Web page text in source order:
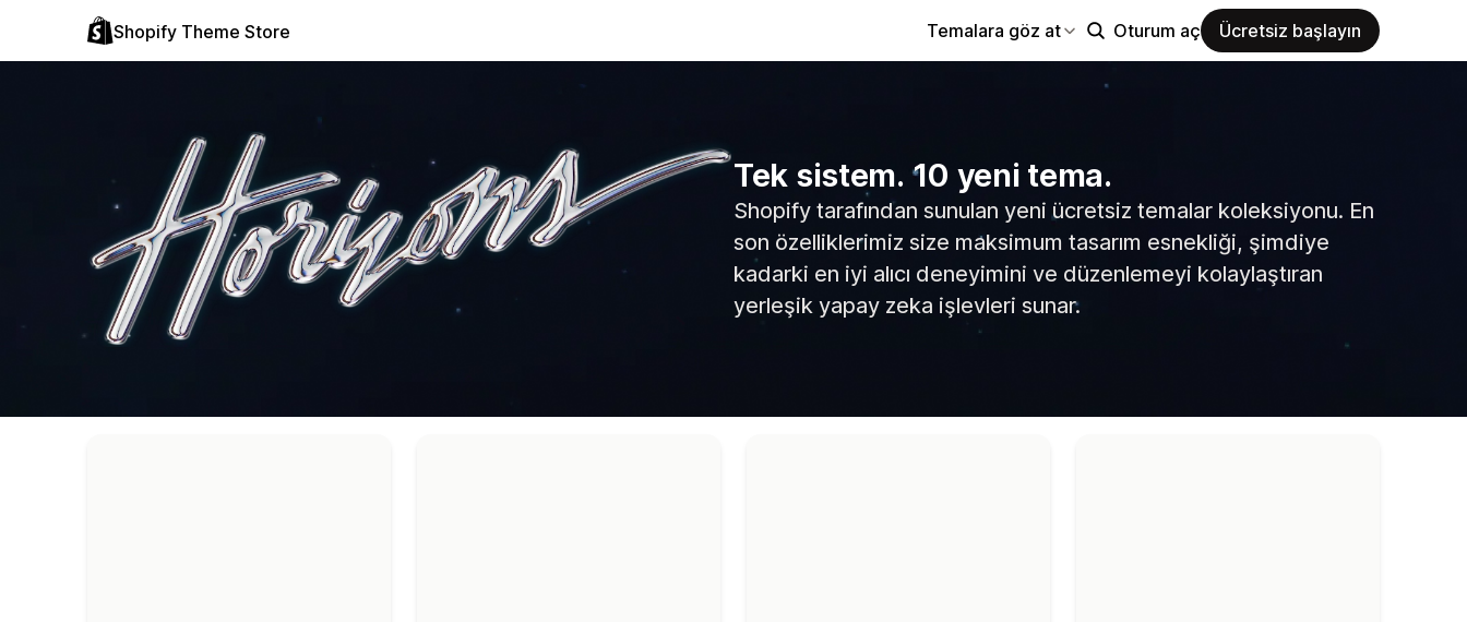
Shopify Theme Store Temalara göz at Oturum aç Ücretsiz başlayın
Tek sistem. 10 yeni tema.
Shopify tarafından sunulan yeni ücretsiz temalar koleksiyonu. En
son özelliklerimiz size maksimum tasarım esnekliği, şimdiye
kadarki en iyi alıcı deneyimini ve düzenlemeyi kolaylaştıran
yerleşik yapay zeka işlevleri sunar.